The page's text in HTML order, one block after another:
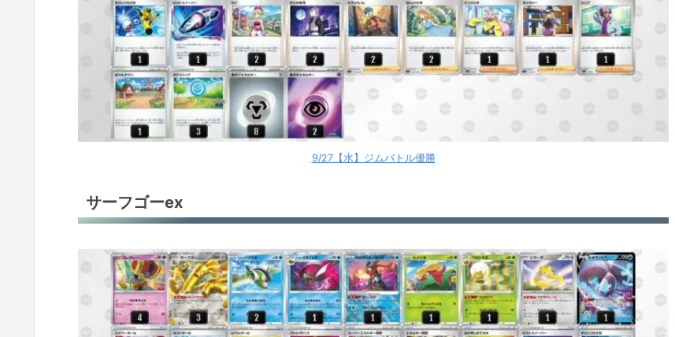
リザードンex
リザードンex
パオジアンex
パオジアンex
サーナイトex
サーナイトex
サーナイトex
サーナイトex
9/27【水】ジムバトル優勝
サーフゴーex